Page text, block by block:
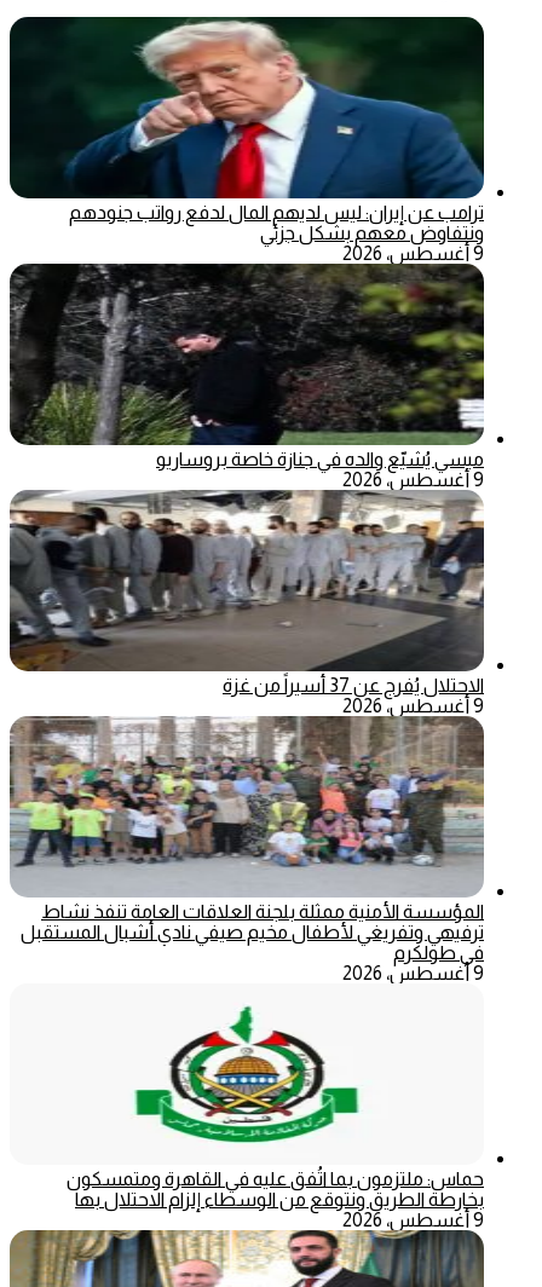
ترامب عن إيران: ليس لديهم المال لدفع رواتب جنودهم
ونتفاوض معهم بشكل جزئي
9 أغسطس، 2026
ميسي يُشيّع والده في جنازة خاصة بروساريو
9 أغسطس، 2026
الاحتلال يُفرج عن 37 أسيراً من غزة
9 أغسطس، 2026
المؤسسة الأمنية ممثلة بلجنة العلاقات العامة تنفذ نشاط
ترفيهي وتفريغي لأطفال مخيم صيفي نادي أشبال المستقبل
في طولكرم
9 أغسطس، 2026
حماس: ملتزمون بما اتُفق عليه في القاهرة ومتمسكون
بخارطة الطريق ونتوقع من الوسطاء إلزام الاحتلال بها
9 أغسطس، 2026